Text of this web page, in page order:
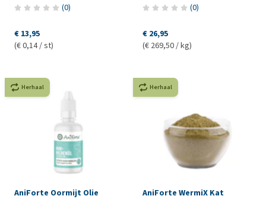
(0)
€ 13,95
(€ 0,14 / st)
(0)
€ 26,95
(€ 269,50 / kg)
Herhaal
AniForte Oormijt Olie
Herhaal
AniForte WermiX Kat